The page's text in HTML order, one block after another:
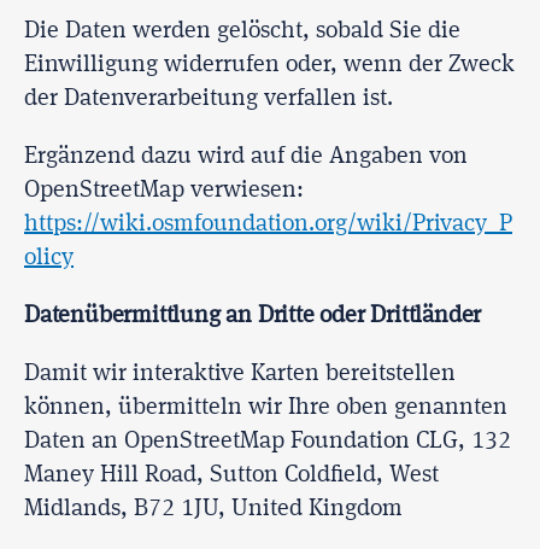
Die Daten werden gelöscht, sobald Sie die
Einwilligung widerrufen oder, wenn der Zweck
der Datenverarbeitung verfallen ist.
Ergänzend dazu wird auf die Angaben von
OpenStreetMap verwiesen:
https://wiki.osmfoundation.org/wiki/Privacy_P
olicy
Datenübermittlung an Dritte oder Drittländer
Damit wir interaktive Karten bereitstellen
können, übermitteln wir Ihre oben genannten
Daten an OpenStreetMap Foundation CLG, 132
Maney Hill Road, Sutton Coldfield, West
Midlands, B72 1JU, United Kingdom